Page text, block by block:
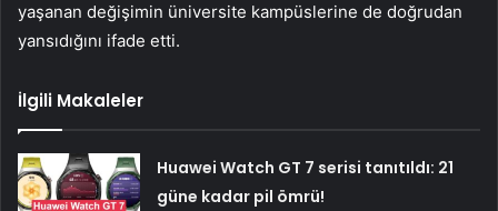
yaşanan değişimin üniversite kampüslerine de doğrudan
yansıdığını ifade etti.
İlgili Makaleler
Huawei Watch GT 7 serisi tanıtıldı: 21
güne kadar pil ömrü!